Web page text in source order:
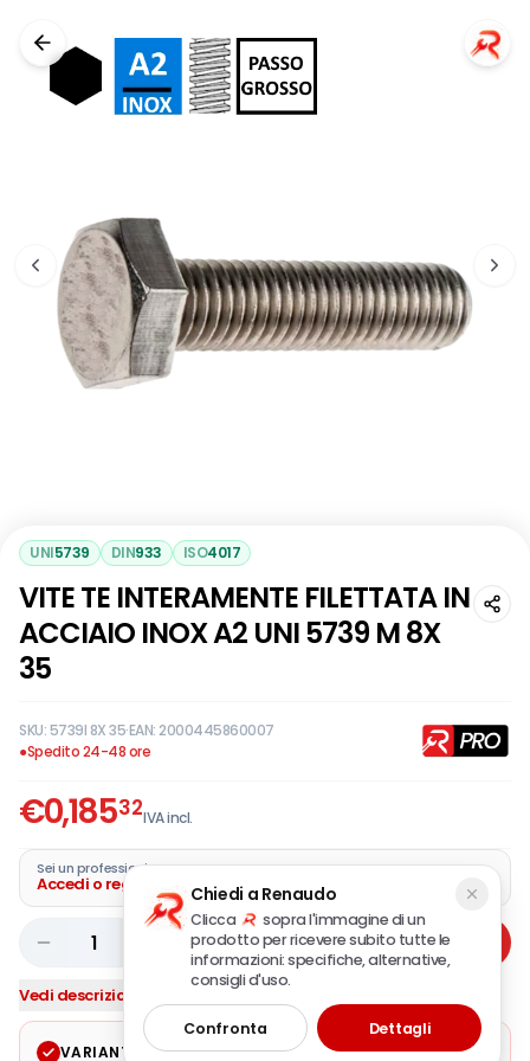
UNI5739 DIN933 ISO4017
VITE TE INTERAMENTE FILETTATA IN
ACCIAIO INOX A2 UNI 5739 M 8X
35
SKU:5739I 8X 35·EAN:2000445860007
●Spedito 24-48 ore
€0,18532IVA incl.
Sei un professionista?
Accedi o registra la tua azienda
1 Aggiungi
Vedi descrizione completa
VARIANTE SELEZIONATA Modifica
Chiedi a Renaudo
Clicca
sopra l'immagine di un
prodotto per ricevere subito tutte le
informazioni: specifiche, alternative,
consigli d'uso.
Confronta Dettagli